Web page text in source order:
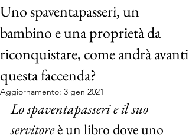
Uno spaventapasseri, un
bambino e una proprietà da
riconquistare, come andrà avanti
questa faccenda?
Aggiornamento: 3 gen 2021
Lo spaventapasseri e il suo
servitore è un libro dove uno